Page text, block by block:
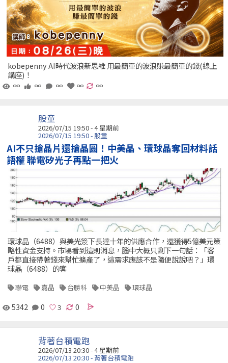
kobepenny AI時代波浪新思維 用最簡單的波浪賺最簡單的錢(線上
講座)！
∞
∞ ∞ ∞ ∞
股童
2026/07/15 19:50 - 4 星期前
2026/07/15 19:50 - 股童
AI不只搶晶片還搶晶圓！中美晶、環球晶奪回材料話
語權 聯電矽光子再點一把火
環球晶（6488）與美光簽下長達十年的供應合作，還獲得5億美元策
略性資金支持。市場看到這則消息，腦中大概只剩下一句話：「客
戶都直接帶著錢來幫忙擴產了，這需求應該不是隨便說說吧？」環
球晶（6488）的客
聯電 嘉晶 台勝科 中美晶 環球晶
5342 0 0
背著台積電跑
2026/07/13 20:30 - 4 星期前
2026/07/13 20:30 - 背著台積電跑